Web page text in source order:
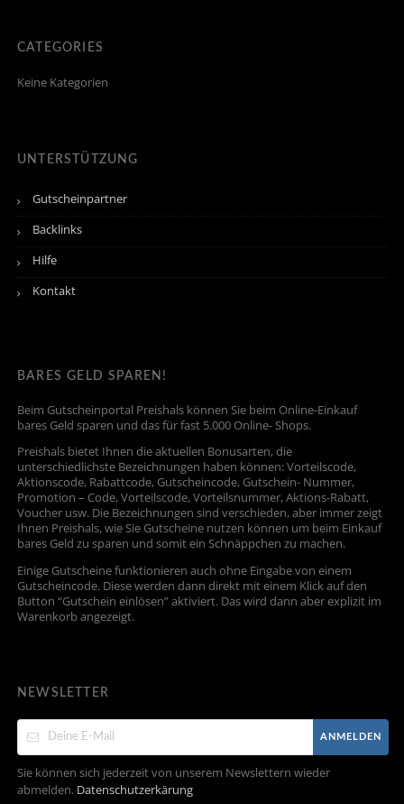
CATEGORIES
Keine Kategorien
UNTERSTÜTZUNG
Gutscheinpartner
Backlinks
Hilfe
Kontakt
BARES GELD SPAREN!
Beim Gutscheinportal Preishals können Sie beim Online-Einkauf
bares Geld sparen und das für fast 5.000 Online- Shops.
Preishals bietet Ihnen die aktuellen Bonusarten, die
unterschiedlichste Bezeichnungen haben können: Vorteilscode,
Aktionscode, Rabattcode, Gutscheincode, Gutschein- Nummer,
Promotion – Code, Vorteilscode, Vorteilsnummer, Aktions-Rabatt,
Voucher usw. Die Bezeichnungen sind verschieden, aber immer zeigt
Ihnen Preishals, wie Sie Gutscheine nutzen können um beim Einkauf
bares Geld zu sparen und somit ein Schnäppchen zu machen.
Einige Gutscheine funktionieren auch ohne Eingabe von einem
Gutscheincode. Diese werden dann direkt mit einem Klick auf den
Button “Gutschein einlösen” aktiviert. Das wird dann aber explizit im
Warenkorb angezeigt.
NEWSLETTER
ANMELDEN
Sie können sich jederzeit von unserem Newslettern wieder
abmelden. Datenschutzerkärung